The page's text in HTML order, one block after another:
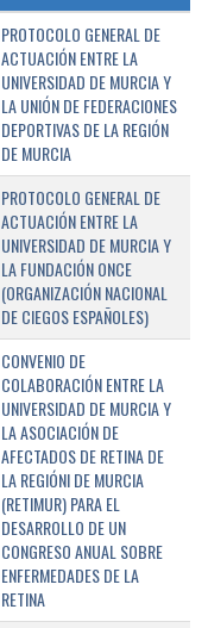
PROTOCOLO GENERAL DE
ACTUACIÓN ENTRE LA
UNIVERSIDAD DE MURCIA Y
LA UNIÓN DE FEDERACIONES
DEPORTIVAS DE LA REGIÓN
DE MURCIA
PROTOCOLO GENERAL DE
ACTUACIÓN ENTRE LA
UNIVERSIDAD DE MURCIA Y
LA FUNDACIÓN ONCE
(ORGANIZACIÓN NACIONAL
DE CIEGOS ESPAÑOLES)
CONVENIO DE
COLABORACIÓN ENTRE LA
UNIVERSIDAD DE MURCIA Y
LA ASOCIACIÓN DE
AFECTADOS DE RETINA DE
LA REGIÓNI DE MURCIA
(RETIMUR) PARA EL
DESARROLLO DE UN
CONGRESO ANUAL SOBRE
ENFERMEDADES DE LA
RETINA